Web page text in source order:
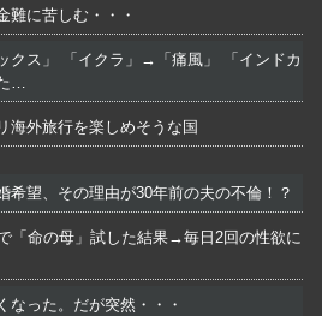
に苦しむ・・・
クス」 「イクラ」→「痛風」 「インドカ
…
海外旅行を楽しめそうな国
希望、その理由が30年前の夫の不倫！？
「命の母」試した結果→毎日2回の性欲に
なった。だが突然・・・